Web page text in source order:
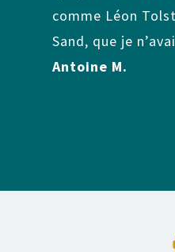
comme Léon
Sand, que je
Antoine M.